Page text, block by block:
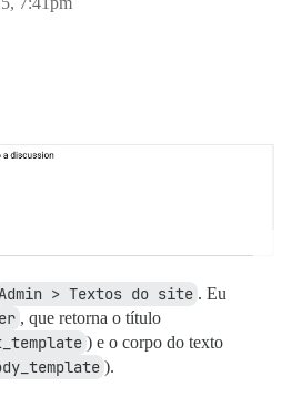
> Textos do site . Eu
, que retorna o título
) e o corpo do texto
).